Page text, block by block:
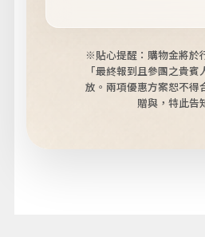
※貼心提醒：購物金將於
「最終報到且參團之貴
放。 兩項優惠方案恕不得
贈與，特此告